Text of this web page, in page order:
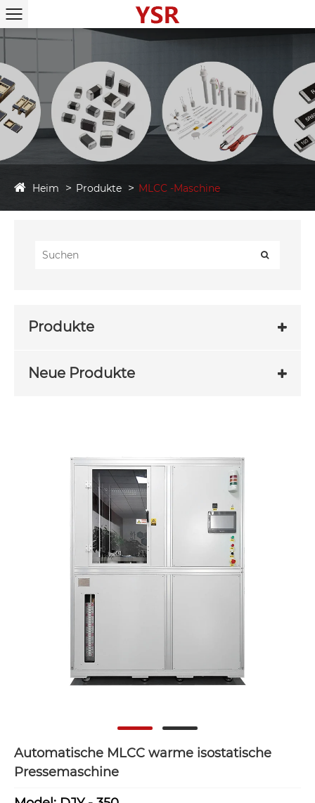
Heim Produkte MLCC -Maschine
Produkte
Neue Produkte
Automatische MLCC warme isostatische
Pressemaschine